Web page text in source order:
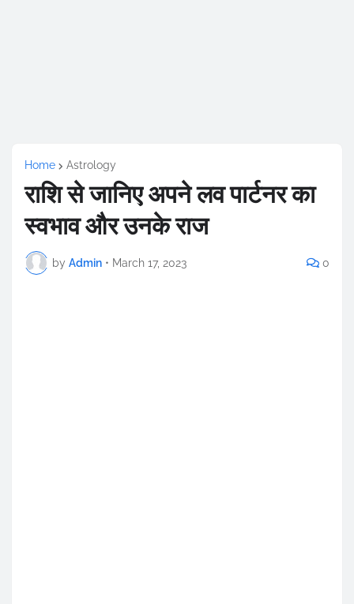
Home Astrology
राशि से जानिए अपने लव पार्टनर का
स्वभाव और उनके राज
by Admin • March 17, 2023 0